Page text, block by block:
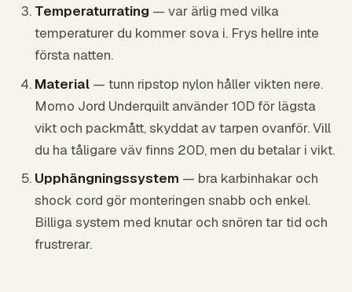
Temperaturrating — var ärlig med vilka
temperaturer du kommer sova i. Frys hellre inte
första natten.
Material— tunn ripstop nylon håller vikten nere.
Momo Jord Underquilt använder 10D för lägsta
vikt och packmått, skyddat av tarpen ovanför. Vill
du ha tåligare väv finns 20D, men du betalar i vikt.
Upphängningssystem — bra karbinhakar och
shock cord gör monteringen snabb och enkel.
Billiga system med knutar och snören tar tid och
frustrerar.